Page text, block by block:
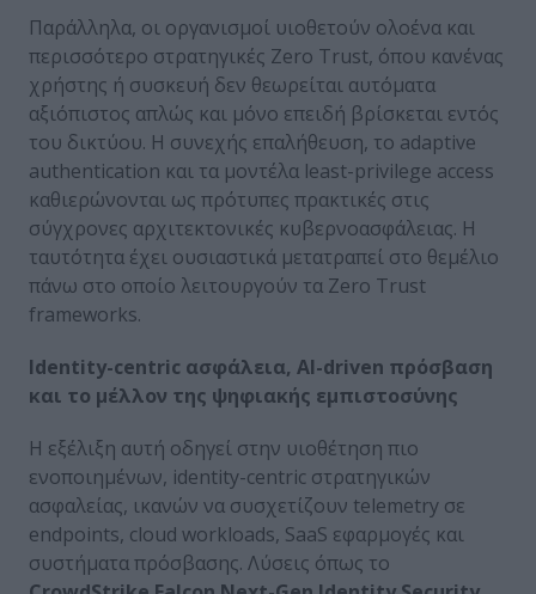
Παράλληλα, οι οργανισμοί υιοθετούν ολοένα και
περισσότερο στρατηγικές Zero Trust, όπου κανένας
χρήστης ή συσκευή δεν θεωρείται αυτόματα
αξιόπιστος απλώς και μόνο επειδή βρίσκεται εντός
του δικτύου. Η συνεχής επαλήθευση, το adaptive
authentication και τα μοντέλα least-privilege access
καθιερώνονται ως πρότυπες πρακτικές στις
σύγχρονες αρχιτεκτονικές κυβερνοασφάλειας. Η
ταυτότητα έχει ουσιαστικά μετατραπεί στο θεμέλιο
πάνω στο οποίο λειτουργούν τα Zero Trust
frameworks.
Identity-centric ασφάλεια, AI-driven πρόσβαση
και το μέλλον της ψηφιακής εμπιστοσύνης
Η εξέλιξη αυτή οδηγεί στην υιοθέτηση πιο
ενοποιημένων, identity-centric στρατηγικών
ασφαλείας, ικανών να συσχετίζουν telemetry σε
endpoints, cloud workloads, SaaS εφαρμογές και
συστήματα πρόσβασης. Λύσεις όπως το